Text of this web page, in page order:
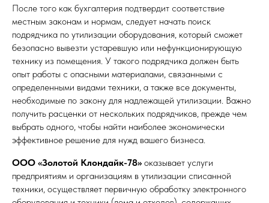
После того как бухгалтерия подтвердит соответствие
местным законам и нормам, следует начать поиск
подрядчика по утилизации оборудования, который сможет
безопасно вывезти устаревшую или нефункционирующую
технику из помещения. У такого подрядчика должен быть
опыт работы с опасными материалами, связанными с
определенными видами техники, а также все документы,
необходимые по закону для надлежащей утилизации. Важно
получить расценки от нескольких подрядчиков, прежде чем
выбрать одного, чтобы найти наиболее экономически
эффективное решение для нужд вашего бизнеса.
ООО «Золотой Клондайк-78» оказывает услуги
предприятиям и организациям в утилизации списанной
техники, осуществляет первичную обработку электронного